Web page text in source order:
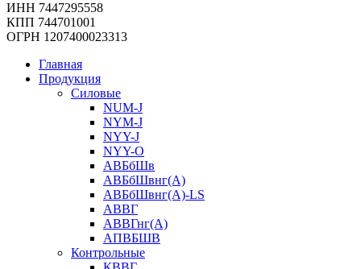
ИНН 7447295558
КПП 744701001
ОГРН 1207400023313
Главная
Продукция
Силовые
NUM-J
NYM-J
NYY-J
NYY-O
АВБбШв
АВБбШвнг(А)
АВБбШвнг(А)-LS
АВВГ
АВВГнг(А)
АПВБШВ
Контрольные